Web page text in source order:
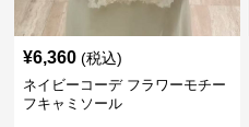
¥6,360 (税込)
ネイビーコーデ フラワーモチー
フキャミソール